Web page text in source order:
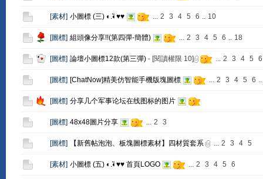
[素材] 小圖標 (三) ◐.̃◐♥♥ ... 2 3 4 5 6 .. 10
[圖標] 組頭像分享!!(第四彈-簡體) ... 2 3 4 5 6 .. 18
[圖標] 論壇小圖標12款(第三彈)- [閱讀權限 10] ... 2 3 4 5 6
[圖標] [ChatNow]精美仿智能手機版塊圖標 ... 2 3 4 5 6 ..
[圖標] 分享几个军事论坛在线图标的图片
[圖標] 48x48圖片分享 ... 2 3
[圖標] 【新舊帖泡泡、板塊圖標素材】四材質套系 ... 2 3 4 5
[素材] 小圖標 (五) ◐.̃◐♥♥ 首頁LOGO ... 2 3 4 5 6